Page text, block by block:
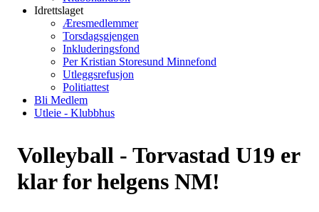
Idrettslaget
Æresmedlemmer
Torsdagsgjengen
Inkluderingsfond
Per Kristian Storesund Minnefond
Utleggsrefusjon
Politiattest
Bli Medlem
Utleie - Klubbhus
Volleyball - Torvastad U19 er
klar for helgens NM!